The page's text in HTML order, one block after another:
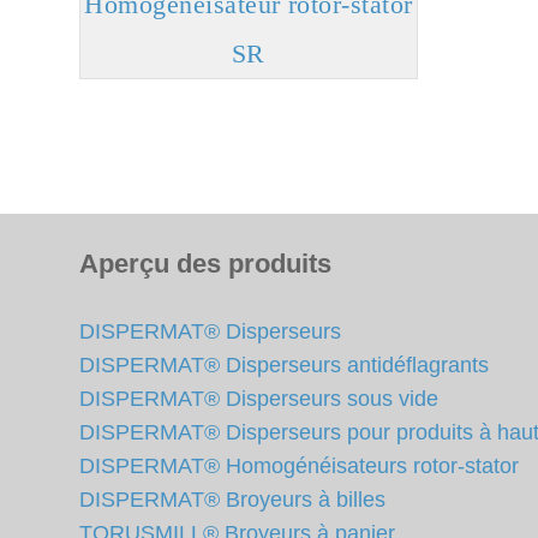
SR
Aperçu des produits
DISPERMAT® Disperseurs
DISPERMAT® Disperseurs antidéflagrants
DISPERMAT® Disperseurs sous vide
DISPERMAT® Disperseurs pour produits à
DISPERMAT® Homogénéisateurs rotor-stator
DISPERMAT® Broyeurs à billes